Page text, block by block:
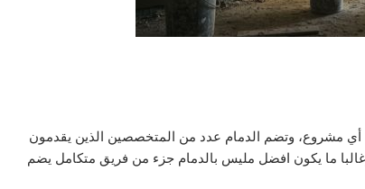
أي مشروع، وتضم الدمام عدد من المتخصصين الذين يقدمون
ما يكون افضل مليس بالدمام جزء من فريق متكامل يضم